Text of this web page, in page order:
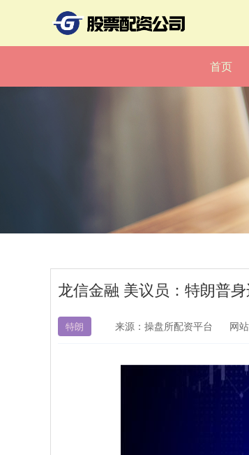
首页
龙信金融 美议员：特朗普
特朗 来源：操盘所配资平台 网